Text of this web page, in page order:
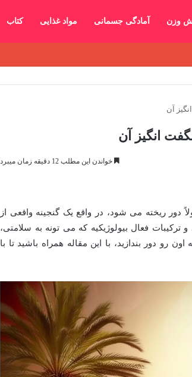
وزن آمادگی جسمانی مواد غذایی کتاب
آن
انگیز آن
خواندن این مطلب 12 دقیقه زمان میبرد
ریخته می شود، در واقع یک گنجینه واقعی از
فعال بیولوژیکیه که می تونه به سلامتی،
دور بندازید، با این مقاله همراه باشید تا با